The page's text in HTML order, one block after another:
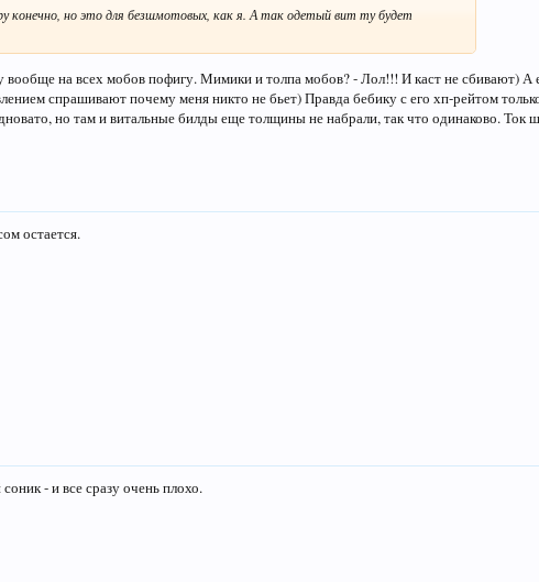
конечно, но это для безшмотовых, как я. А так одетый вит ту будет
вообще на всех мобов пофигу. Мимики и толпа мобов? - Лол!!! И каст не сбивают) А
спрашивают почему меня никто не бьет) Правда бебику с его хп-рейтом
но там и витальные билды еще толщины не набрали, так что одинаково. Ток
остается.
- и все сразу очень плохо.